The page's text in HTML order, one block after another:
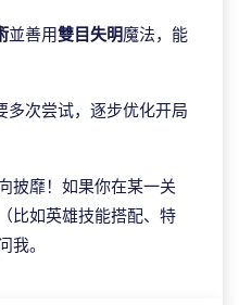
並善用雙目失明魔法，能
多次尝试，逐步优化开局
披靡！如果你在某一关
比如英雄技能搭配、特
我。